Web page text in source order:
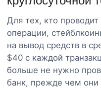
Для тех, кто
операции,
на вывод средств в
$40 с каждой
больше не нужно
банк, прежде чем они